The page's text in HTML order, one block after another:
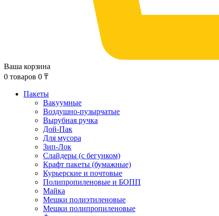
Ваша корзина
0 товаров 0 ₸
Пакеты
Вакуумные
Воздушно-пузырчатые
Вырубная ручка
Дой-Пак
Для мусора
Зип-Лок
Слайдеры (с бегунком)
Крафт пакеты (бумажные)
Курьерские и почтовые
Полипропиленовые и БОПП
Майка
Мешки полиэтиленовые
Мешки полипропиленовые